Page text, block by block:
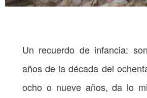
Un recuerdo de infancia:
años de la década del
ocho o nueve años, da lo